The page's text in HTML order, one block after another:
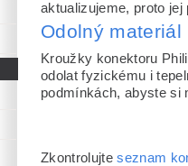
aktualizujeme, proto
Odolný
Kroužky konektoru
odolat fyzickému i
podmínkách, abyste si
Zkontrolujteseznam